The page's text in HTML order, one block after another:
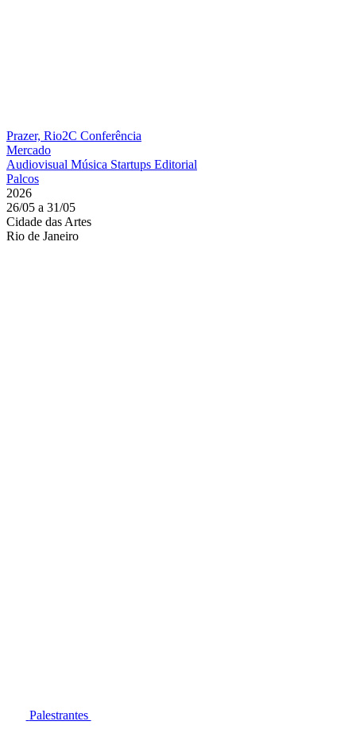
Prazer, Rio2C Conferência
Mercado
Audiovisual Música Startups Editorial
Palcos
2026
26/05 a 31/05
Cidade das Artes
Rio de Janeiro
Palestrantes